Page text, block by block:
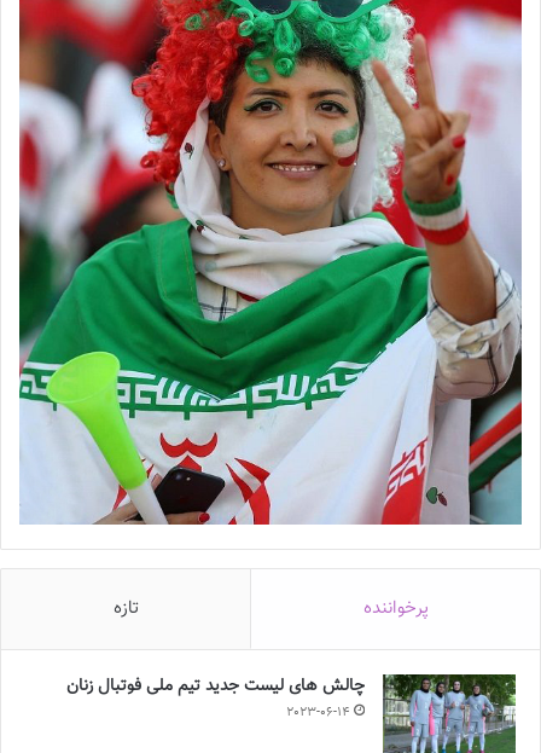
پرخواننده تازه
چالش هاى ليست جدید تيم ملى فوتبال زنان
2023-06-14